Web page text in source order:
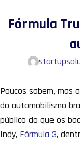
Fórmula
Poucos sabem, mas a
do automobilismo
público do que os
Indy, Fórmula 3,